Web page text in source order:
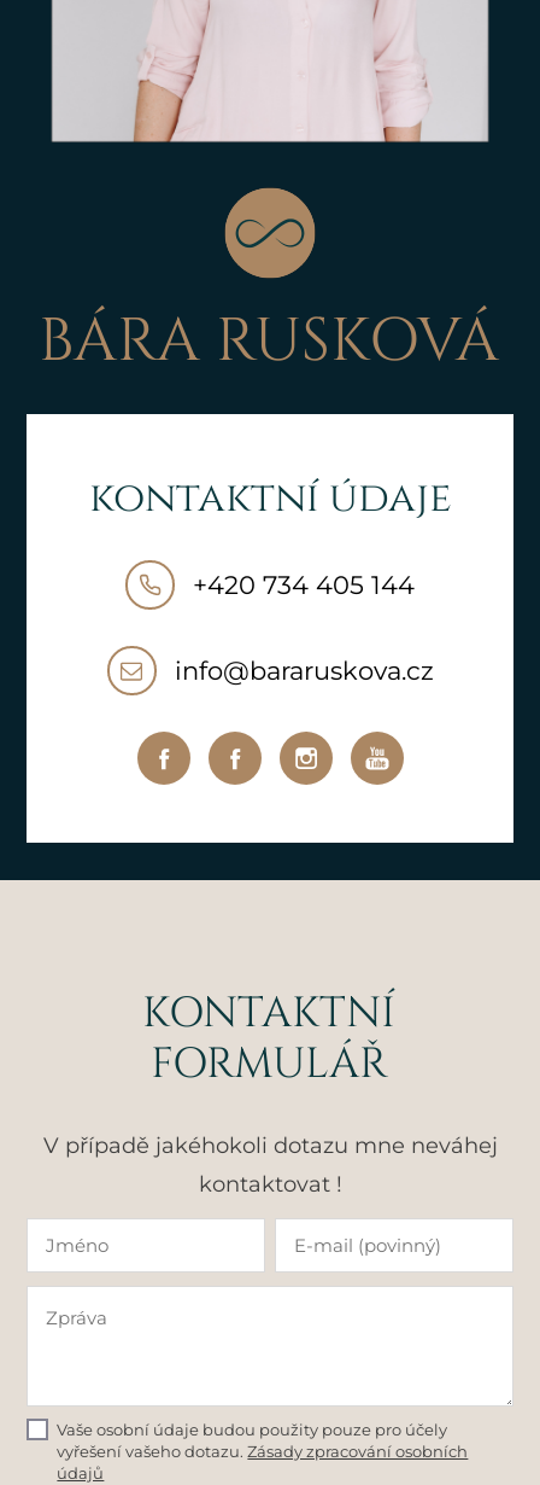
BÁRA RUSKOVÁ
kontaktní údaje
+420 734 405 144
info@bararuskova.cz
KONTAKTNÍ
FORMULÁŘ
V případě jakéhokoli dotazu mne neváhej
kontaktovat !
Vaše osobní údaje budou použity pouze pro účely
vyřešení vašeho dotazu. Zásady zpracování osobních
údajů